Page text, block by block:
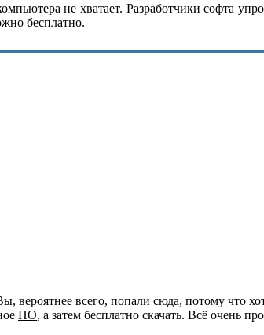
не хватает. Разработчики софта
бесплатно.
всего, попали сюда, потому что
ПО, а затем бесплатно скачать. Всё очень